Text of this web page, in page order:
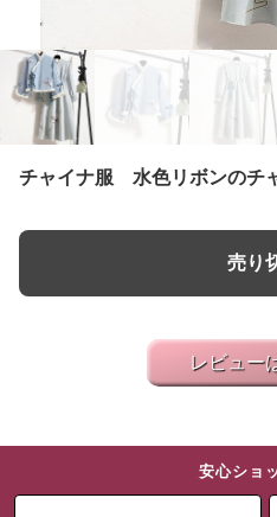
チャイナ服 水色リボンのチ
売り
レビュー
安心ショ